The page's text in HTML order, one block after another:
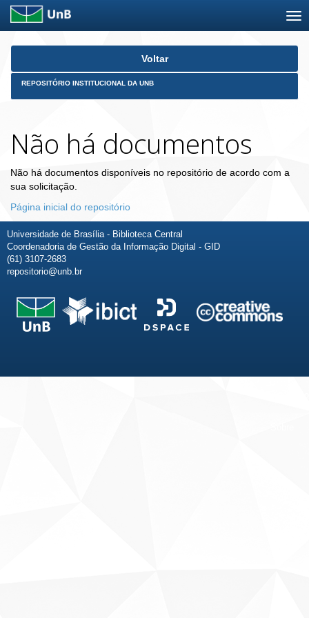
Skip
Voltar
REPOSITÓRIO INSTITUCIONAL DA UNB
Não há documentos
Não há documentos disponíveis no repositório de acordo com a
sua solicitação.
Página inicial do repositório
Universidade de Brasília - Biblioteca Central
Coordenadoria de Gestão da Informação Digital - GID
(61) 3107-2683
repositorio@unb.br